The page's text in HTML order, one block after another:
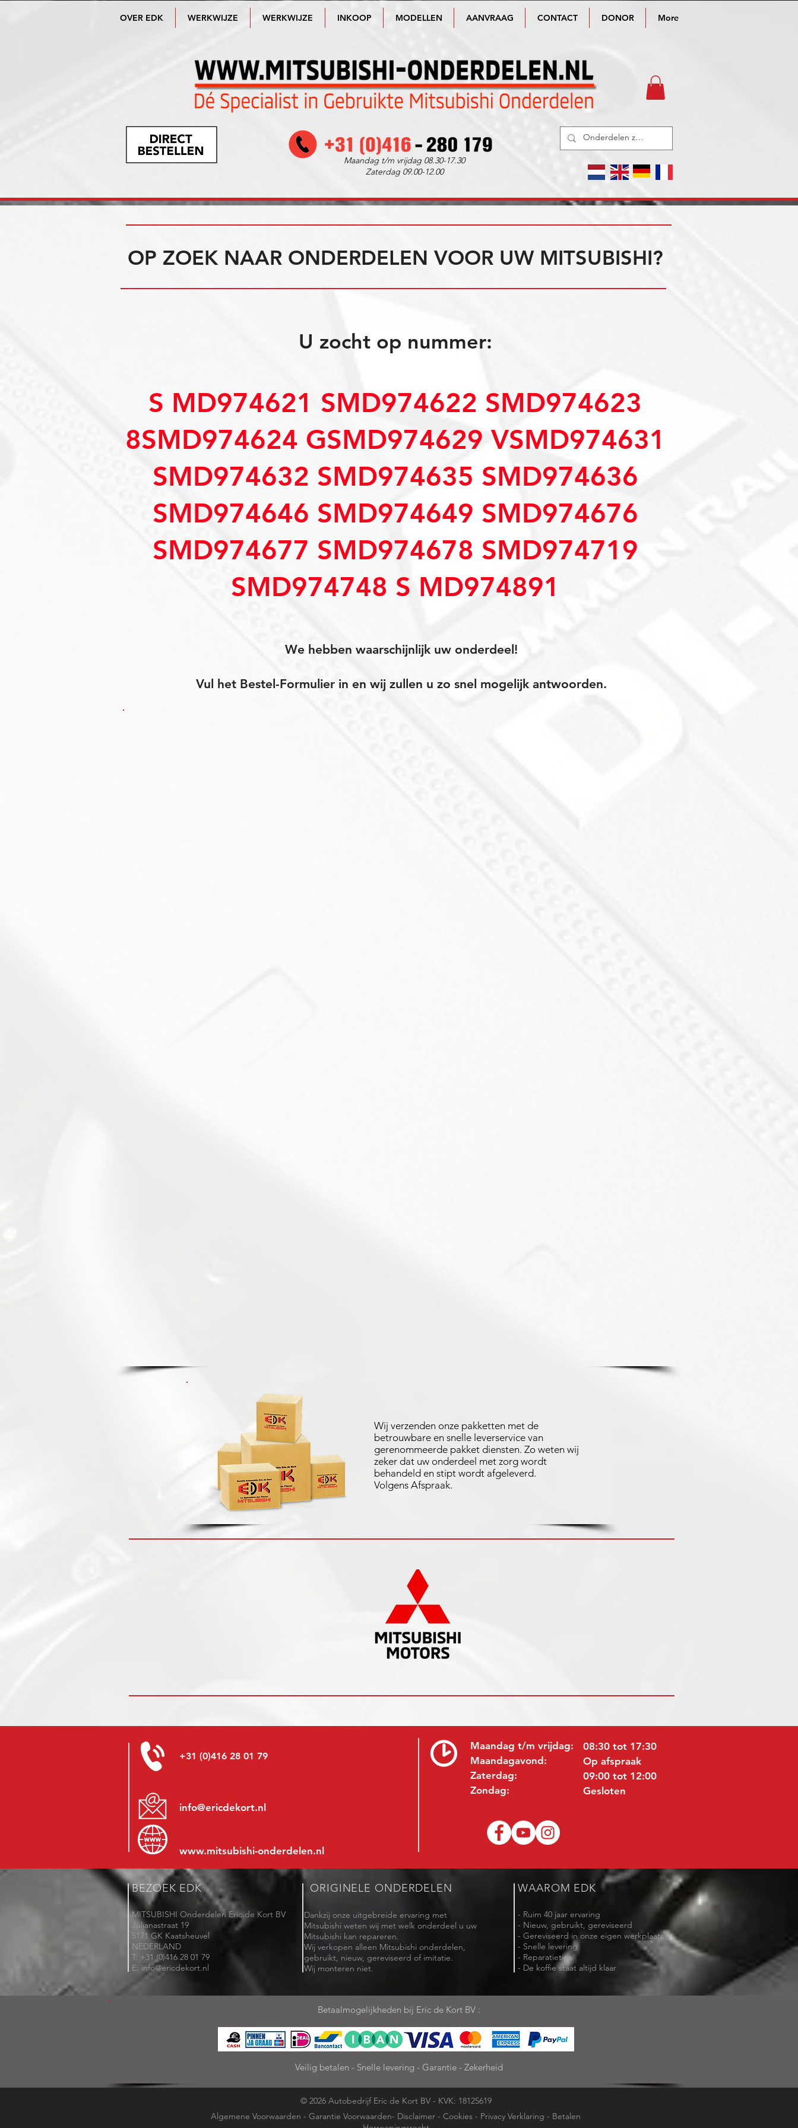
OVER EDK WERKWIJZE WERKWIJZE INKOOP MODELLEN AANVRAAG CONTACT DONOR More
Maandag t/m vrijdag 08.30-17.30
Zaterdag 09.00-12.00
OP ZOEK NAAR ONDERDELEN VOOR UW MITSUBISHI?
U zocht op nummer:
S MD974621 SMD974622 SMD974623
8SMD974624 GSMD974629 VSMD974631
SMD974632 SMD974635 SMD974636
SMD974646 SMD974649 SMD974676
SMD974677 SMD974678 SMD974719
SMD974748 S MD974891
We hebben waarschijnlijk uw onderdeel!
Vul het Bestel-Formulier in en wij zullen u zo snel mogelijk antwoorden.
Wij verzenden onze pakketten met de
betrouwbare en snelle leverservice van
gerenommeerde pakket diensten. Zo weten wij
zeker dat uw onderdeel met zorg wordt
behandeld en stipt wordt afgeleverd.
Volgens Afspraak.
+31 (0)416 28 01 79
info@ericdekort.nl
www.mitsubishi-onderdelen.nl
Maandag t/m vrijdag:
Maandagavond:
Zaterdag:
Zondag:
08:30 tot 17:30
Op afspraak
09:00 tot 12:00
Gesloten
BEZOEK EDK
MITSUBISHI Onderdelen Eric de Kort BV
Julianastraat 19
5171 GK Kaatsheuvel
NEDERLAND
T: +31 (0)416 28 01 79
E: info@ericdekort.nl
ORIGINELE ONDERDELEN
Dankzij onze uitgebreide ervaring met
Mitsubishi weten wij met welk onderdeel u uw
Mitsubishi kan repareren.
Wij verkopen alleen Mitsubishi onderdelen,
gebruikt, nieuw, gereviseerd of imitatie.
Wij monteren niet.
WAAROM EDK
- Ruim 40 jaar ervaring
- Nieuw, gebruikt, gereviseerd
- Gereviseerd in onze eigen werkplaats
- Snelle levering
- Reparatietips
- De koffie staat altijd klaar
Betaalmogelijkheden bij Eric de Kort BV :
Veilig betalen - Snelle levering - Garantie - Zekerheid
© 2026 Autobedrijf Eric de Kort BV - KVK: 18125619
Algemene Voorwaarden - Garantie Voorwaarden- Disclaimer - Cookies - Privacy Verklaring - Betalen